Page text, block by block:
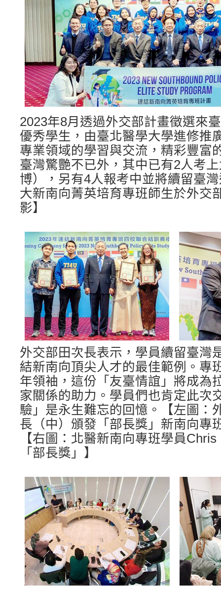
2023年8月透過外交部計畫徵選來
優秀學生，由臺北醫學大學進修推
專業領域的學習與交流，精彩豐富
臺灣驚艷不已外，其中已有2人考
博），另有4人報考中並將續留臺
大新南向菁英培育專班師生於外交
影】
外交部田次長表示，學員續留臺灣
結新南向頂尖人才的最佳範例。專
年領袖，這份「友臺情誼」將成為
家關係的助力。學員們也肯定此次
驗」是永生難忘的回憶。【左圖：
長（中）頒發「部長獎」新南向專
【右圖：北醫新南向專班學員
「部長獎」】